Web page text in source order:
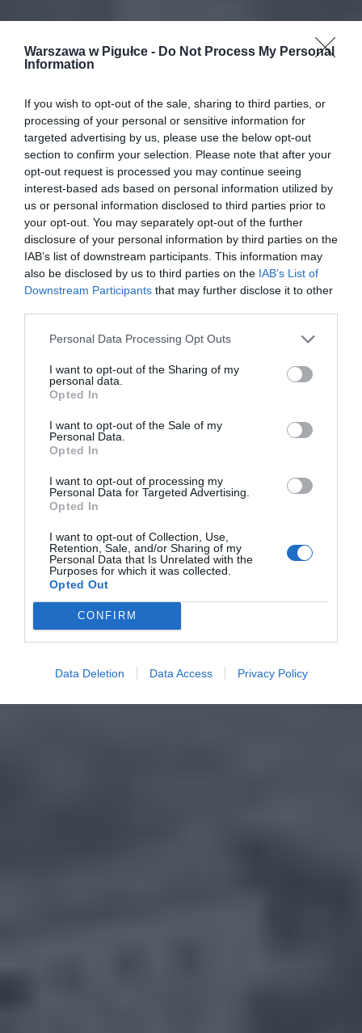
Warszawa w Pigułce - Do Not Process My Personal
Information
If you wish to opt-out of the sale, sharing to third parties, or
processing of your personal or sensitive information for
targeted advertising by us, please use the below opt-out
section to confirm your selection. Please note that after your
opt-out request is processed you may continue seeing
interest-based ads based on personal information utilized by
us or personal information disclosed to third parties prior to
your opt-out. You may separately opt-out of the further
disclosure of your personal information by third parties on the
IAB’s list of downstream participants. This information may
also be disclosed by us to third parties on the IAB’s List of
Downstream Participants that may further disclose it to other
Personal Data Processing Opt Outs
I want to opt-out of the Sharing of my
personal data.
Opted In
I want to opt-out of the Sale of my
Personal Data.
Opted In
I want to opt-out of processing my
Personal Data for Targeted Advertising.
Opted In
I want to opt-out of Collection, Use,
Retention, Sale, and/or Sharing of my
Personal Data that Is Unrelated with the
Purposes for which it was collected.
Opted Out
CONFIRM
Data Deletion Data Access Privacy Policy